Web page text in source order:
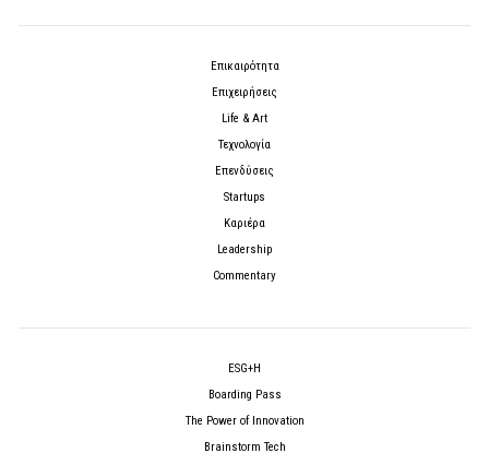
Επικαιρότητα
Επιχειρήσεις
Life & Art
Τεχνολογία
Επενδύσεις
Startups
Καριέρα
Leadership
Commentary
ESG+H
Boarding Pass
The Power of Innovation
Brainstorm Tech